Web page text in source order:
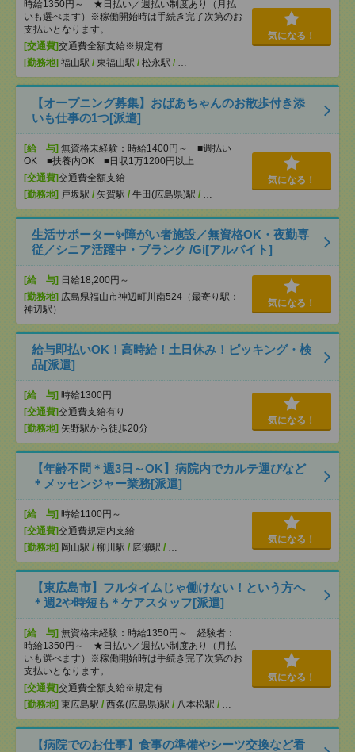
時給1350円～ ★日払い／週払い制度あり（月払
いも選べます）※稼働開始時は手続き完了次第のお
支払いとなります。
[交通費]交通費全額支給※規定有
[勤務地] 福山駅 / 東福山駅 / 松永駅 / …
気になる！
【オープニング募集】おばあちゃんのお散歩付き添
いも仕事の1つ[派遣]
[給 与] 無資格未経験：時給1400円～ ■週払い
OK ■扶養内OK ■日収1万1200円以上
[交通費]交通費全額支給
[勤務地] 戸坂駅 / 矢賀駅 / 牛田(広島県)駅 / …
気になる！
生活サポーター✨障がい者施設／無資格OK・夜勤専
従／シニア活躍中・ブランク /Gi[アルバイト]
[給 与] 日給18,200円～
[勤務地] 広島県福山市神辺町川南524（最寄り駅：
神辺駅）
気になる！
給与即払いOK！高時給！土日休み！ピッキング・検
品[派遣]
[給 与] 時給1300円
[交通費]交通費支給有り
[勤務地] 矢野駅から徒歩20分
気になる！
【年齢不問＊週3日～OK】病院内でカルテ運びなど
＊メッセンジャー業務[派遣]
[給 与] 時給1100円～
[交通費]交通費規定内支給
[勤務地] 岡山駅 / 柳川駅 / 庭瀬駅 / …
気になる！
【東広島市】フルタイムじゃ働けない！という方へ
＊週2や時短も＊ケアスタッフ[派遣]
[給 与] 無資格未経験：時給1350円～ 経験者：
時給1350円～ ★日払い／週払い制度あり（月払
いも選べます）※稼働開始時は手続き完了次第のお
支払いとなります。
[交通費]交通費全額支給※規定有
[勤務地] 東広島駅 / 西条(広島県)駅 / 八本松駅 / …
気になる！
【病院でのお仕事】食事の準備やシーツ交換など看